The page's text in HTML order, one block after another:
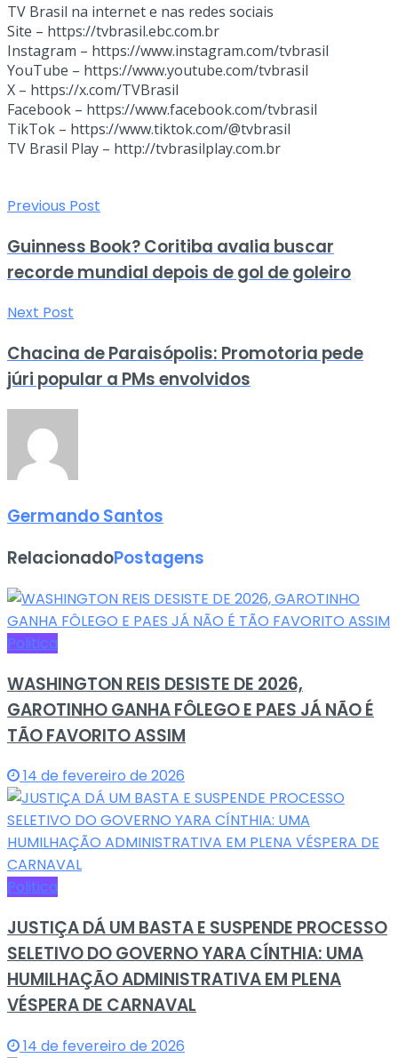
TV Brasil na internet e nas redes sociais
Site – https://tvbrasil.ebc.com.br
Instagram – https://www.instagram.com/tvbrasil
YouTube – https://www.youtube.com/tvbrasil
X – https://x.com/TVBrasil
Facebook – https://www.facebook.com/tvbrasil
TikTok – https://www.tiktok.com/@tvbrasil
TV Brasil Play – http://tvbrasilplay.com.br
Previous Post
Guinness Book? Coritiba avalia buscar
recorde mundial depois de gol de goleiro
Next Post
Chacina de Paraisópolis: Promotoria pede
júri popular a PMs envolvidos
Germando Santos
RelacionadoPostagens
Politica
WASHINGTON REIS DESISTE DE 2026,
GAROTINHO GANHA FÔLEGO E PAES JÁ NÃO É
TÃO FAVORITO ASSIM
14 de fevereiro de 2026
Politica
JUSTIÇA DÁ UM BASTA E SUSPENDE PROCESSO
SELETIVO DO GOVERNO YARA CÍNTHIA: UMA
HUMILHAÇÃO ADMINISTRATIVA EM PLENA
VÉSPERA DE CARNAVAL
14 de fevereiro de 2026